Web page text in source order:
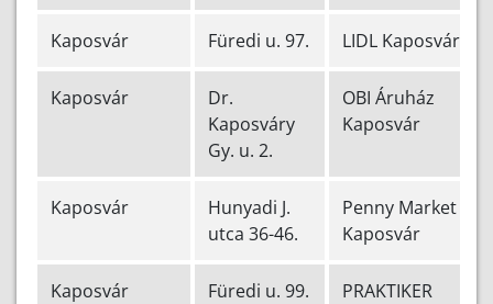
Kaposvár Füredi u. 97. LIDL Kaposvár
Kaposvár
Dr.
Kaposváry
Gy. u. 2.
OBI Áruház
Kaposvár
Kaposvár
Hunyadi J.
utca 36-46.
Penny Market
Kaposvár
Kaposvár Füredi u. 99.
PRAKTIKER